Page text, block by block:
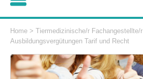
Home > Tiermedizinische/r Fachangestellte/r
Ausbildungsvergütungen Tarif und Recht